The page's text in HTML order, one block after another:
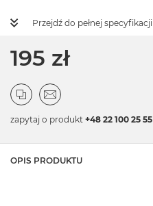
Przejdź do pełnej specyfikacji
195 zł
zapytaj o produkt +48 22 100 25 55
OPIS PRODUKTU